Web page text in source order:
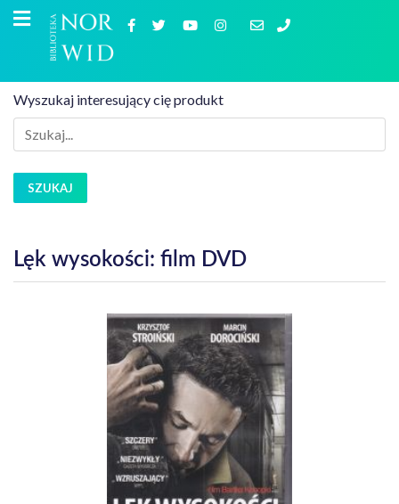
Wyszukaj interesujący cię produkt
SZUKAJ
Lęk wysokości: film DVD